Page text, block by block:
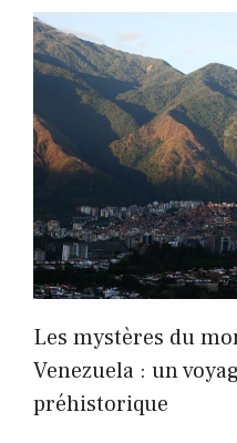
Les mystères du
Venezuela : un
préhistorique